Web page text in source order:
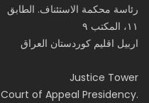
رئاسة محكمة الاستئناف. الطابق
١١، المكتب ٩
اربيل اقليم كوردستان العراق
Justice Tower
Court of Appeal Presidency.